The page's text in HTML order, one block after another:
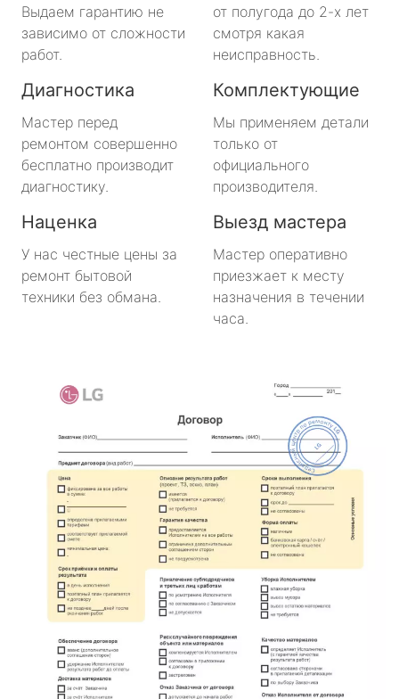
Выдаем гарантию не
зависимо от сложности
работ.
от полугода до 2-х лет
смотря какая
неисправность.
Диагностика
Мастер перед
ремонтом совершенно
бесплатно производит
диагностику.
Комплектующие
Мы применяем детали
только от
официального
производителя.
Наценка
У нас честные цены за
ремонт бытовой
техники без обмана.
Выезд мастера
Мастер оперативно
приезжает к месту
назначения в течении
часа.